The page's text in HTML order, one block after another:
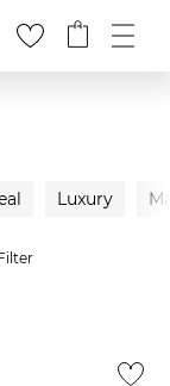
Luxury